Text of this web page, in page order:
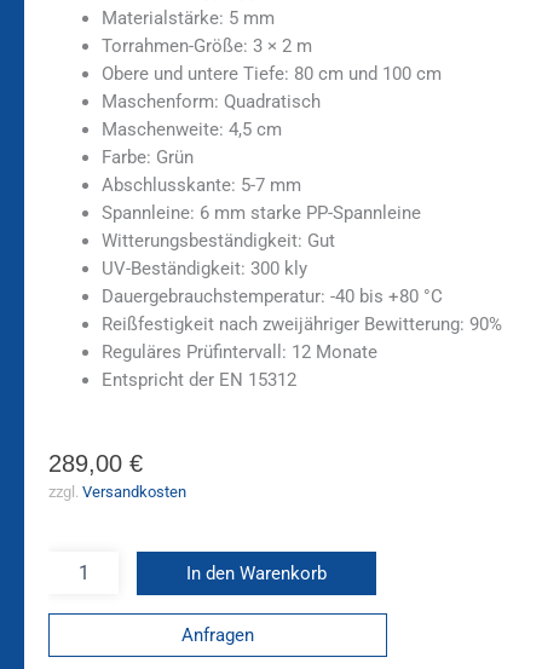
Materialstärke: 5 mm
Torrahmen-Größe: 3 × 2 m
Obere und untere Tiefe: 80 cm und 100 cm
Maschenform: Quadratisch
Maschenweite: 4,5 cm
Farbe: Grün
Abschlusskante: 5-7 mm
Spannleine: 6 mm starke PP-Spannleine
Witterungsbeständigkeit: Gut
UV-Beständigkeit: 300 kly
Dauergebrauchstemperatur: -40 bis +80 °C
Reißfestigkeit nach zweijähriger Bewitterung: 90%
Reguläres Prüfintervall: 12 Monate
Entspricht der EN 15312
289,00 €
zzgl. Versandkosten
In den Warenkorb
Anfragen